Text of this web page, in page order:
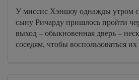
У миссис Хэншоу однажды утром
сыну Ричарду пришлось пройти
выход – обыкновенная дверь –
соседям, чтобы воспользоваться